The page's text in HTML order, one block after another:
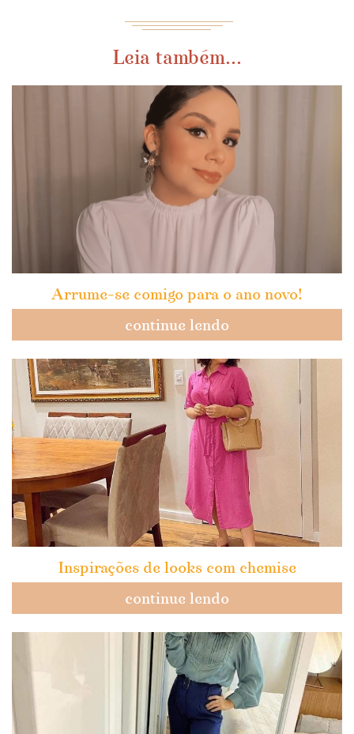
Leia também...
Arrume-se comigo para o ano novo!
continue lendo
Inspirações de looks com chemise
continue lendo